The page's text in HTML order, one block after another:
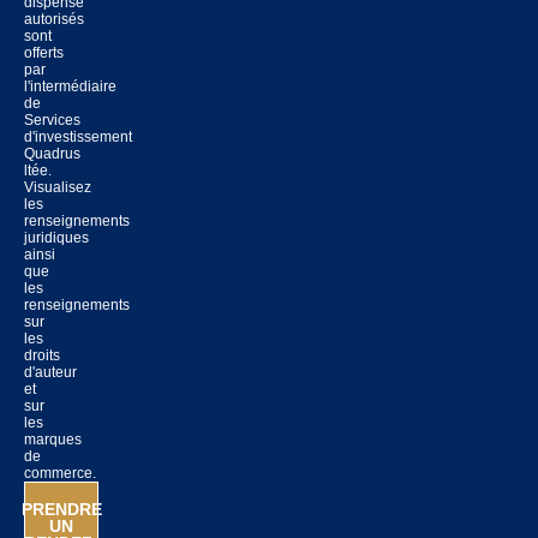
autorisés
sont
offerts
par
l'intermédiaire
de
Services
d'investissement
Quadrus
ltée.
Visualisez
les
renseignements
juridiques
ainsi
que
les
renseignements
sur
les
droits
d'auteur
et
sur
les
marques
de
commerce.
PRENDRE
UN